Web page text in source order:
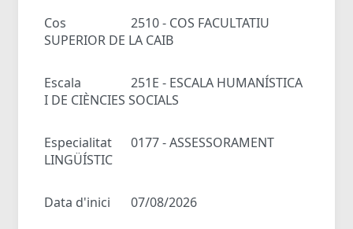
Cos
2510 - COS FACULTATIU
SUPERIOR DE LA CAIB
Escala
251E - ESCALA HUMANÍSTICA
I DE CIÈNCIES SOCIALS
Especialitat
0177 - ASSESSORAMENT
LINGÜÍSTIC
Data d'inici 07/08/2026